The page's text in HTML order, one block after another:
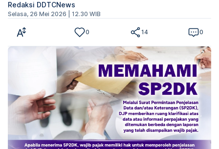
Redaksi DDTCNews
Selasa, 26 Mei 2026 | 12.30 WIB
0 14 0